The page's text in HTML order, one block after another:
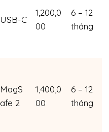
USB-C
1,200,0
00
6 – 12
tháng
MagS
afe 2
1,400,0
00
6 – 12
tháng